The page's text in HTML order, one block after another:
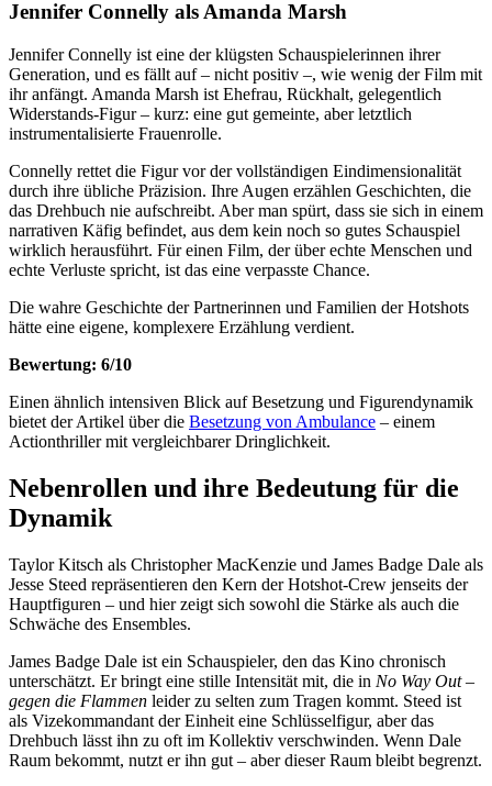
Jennifer Connelly als Amanda Marsh
Jennifer Connelly ist eine der klügsten Schauspielerinnen ihrer
Generation, und es fällt auf – nicht positiv –, wie wenig der Film mit
ihr anfängt. Amanda Marsh ist Ehefrau, Rückhalt, gelegentlich
Widerstands-Figur – kurz: eine gut gemeinte, aber letztlich
instrumentalisierte Frauenrolle.
Connelly rettet die Figur vor der vollständigen Eindimensionalität
durch ihre übliche Präzision. Ihre Augen erzählen Geschichten, die
das Drehbuch nie aufschreibt. Aber man spürt, dass sie sich in einem
narrativen Käfig befindet, aus dem kein noch so gutes Schauspiel
wirklich herausführt. Für einen Film, der über echte Menschen und
echte Verluste spricht, ist das eine verpasste Chance.
Die wahre Geschichte der Partnerinnen und Familien der Hotshots
hätte eine eigene, komplexere Erzählung verdient.
Bewertung: 6/10
Einen ähnlich intensiven Blick auf Besetzung und Figurendynamik
bietet der Artikel über die Besetzung von Ambulance – einem
Actionthriller mit vergleichbarer Dringlichkeit.
Nebenrollen und ihre Bedeutung für die
Dynamik
Taylor Kitsch als Christopher MacKenzie und James Badge Dale als
Jesse Steed repräsentieren den Kern der Hotshot-Crew jenseits der
Hauptfiguren – und hier zeigt sich sowohl die Stärke als auch die
Schwäche des Ensembles.
James Badge Dale ist ein Schauspieler, den das Kino chronisch
unterschätzt. Er bringt eine stille Intensität mit, die in No Way Out –
gegen die Flammen leider zu selten zum Tragen kommt. Steed ist
als Vizekommandant der Einheit eine Schlüsselfigur, aber das
Drehbuch lässt ihn zu oft im Kollektiv verschwinden. Wenn Dale
Raum bekommt, nutzt er ihn gut – aber dieser Raum bleibt begrenzt.